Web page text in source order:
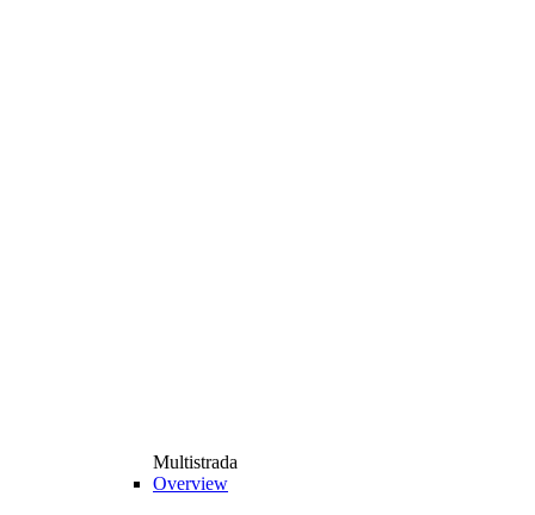
Multistrada
Overview